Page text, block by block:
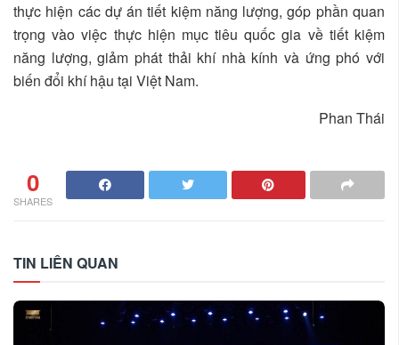
thực hiện các dự án tiết kiệm năng lượng, góp phần quan
trọng vào việc thực hiện mục tiêu quốc gia về tiết kiệm
năng lượng, giảm phát thải khí nhà kính và ứng phó với
biến đổi khí hậu tại Việt Nam.
Phan Thái
0
SHARES
TIN LIÊN QUAN